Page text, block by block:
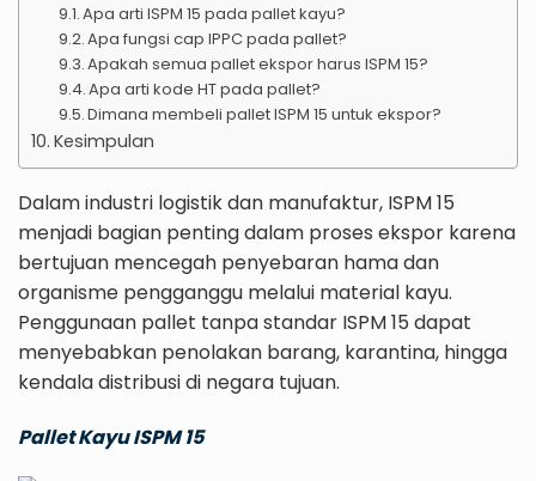
Apa arti ISPM 15 pada pallet kayu?
Apa fungsi cap IPPC pada pallet?
Apakah semua pallet ekspor harus ISPM 15?
Apa arti kode HT pada pallet?
Dimana membeli pallet ISPM 15 untuk ekspor?
Kesimpulan
Dalam industri logistik dan manufaktur, ISPM 15
menjadi bagian penting dalam proses ekspor karena
bertujuan mencegah penyebaran hama dan
organisme pengganggu melalui material kayu.
Penggunaan pallet tanpa standar ISPM 15 dapat
menyebabkan penolakan barang, karantina, hingga
kendala distribusi di negara tujuan.
Pallet Kayu ISPM 15